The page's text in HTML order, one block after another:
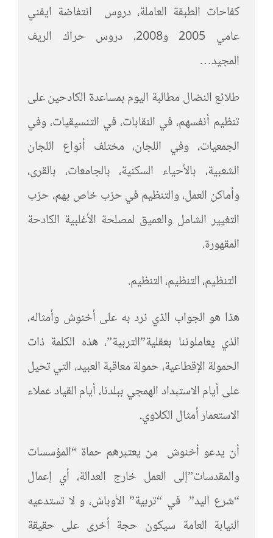
كفاحات الطبقة العاملة، دروس انتفاضة ايفني
عامي 2005 و2008، دروس حراك الريف
المجيد…
طلائع النضال مطالبة اليوم بمساعدة الكادحين على
تنظيم أنفسهم، في النقابات، في التنسيقيات، وفي
الجمعيات، وفي اللجان، مختلف أنواع اللجان
الشعبية، بالأحياء السكنية، بالجامعات، بالقرى،
وأماكن العمل، والتنظيم في حزب خاص بهم، حزب
التغيير الشامل والعميق لمصلحة الأغلبية الكادحة
المقهورة.
التنظيم، التنظيم، التنظيم.
هذا هو الجواب الذي نرد به على أخنوش وأمثاله،
الذي يعاملوننا بعقلية”التربية”، هذه الكلمة ذات
الحمولة الإقطاعية، حمولة معاقبة العبيد، التي تحيل
على أيام الاستبداد الهمجي ببلدنا، أيام القياد عملاء
الاستعمار أمثال الكلاوي.
أن يدعو أخنوش من يعتبرهم حماة “المؤسسات
والمقدسات”إلى العمل خارج العدالة، أي إعمال
“شرع اليد” في “تربية” الأوباش، و لا تستدعيه
النيابة العامة سيكون حجة أخرى على حقيقة